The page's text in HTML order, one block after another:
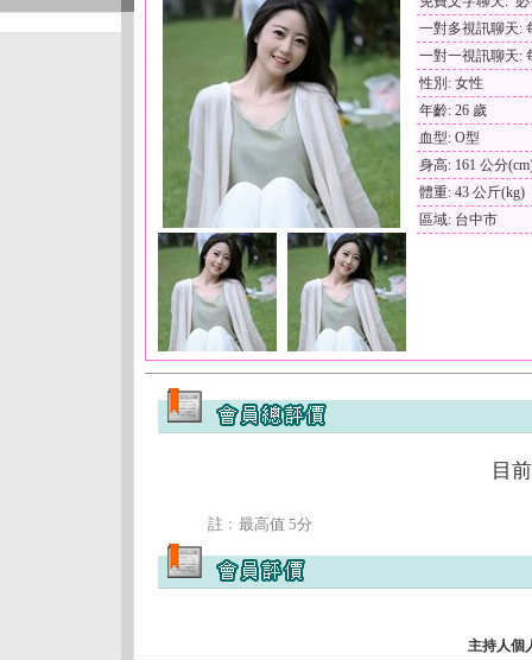
一對多視訊聊天:
一對一視訊聊天:
性別: 女性
年齡: 26 歲
血型: O型
身高: 161 公分
體重: 43 公斤(kg)
區域: 台中市
目
註﹕最高值 5分
主持人個